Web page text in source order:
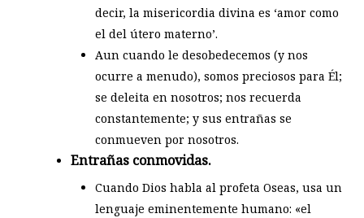
decir, la misericordia divina es ‘amor como
el del útero materno’.
Aun cuando le desobedecemos (y nos
ocurre a menudo), somos preciosos para Él;
se deleita en nosotros; nos recuerda
constantemente; y sus entrañas se
conmueven por nosotros.
Entrañas conmovidas.
Cuando Dios habla al profeta Oseas, usa un
lenguaje eminentemente humano: «el